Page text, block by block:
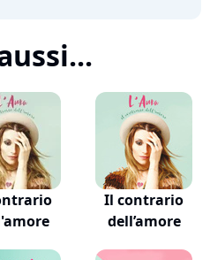
Il contrario
dell’amore